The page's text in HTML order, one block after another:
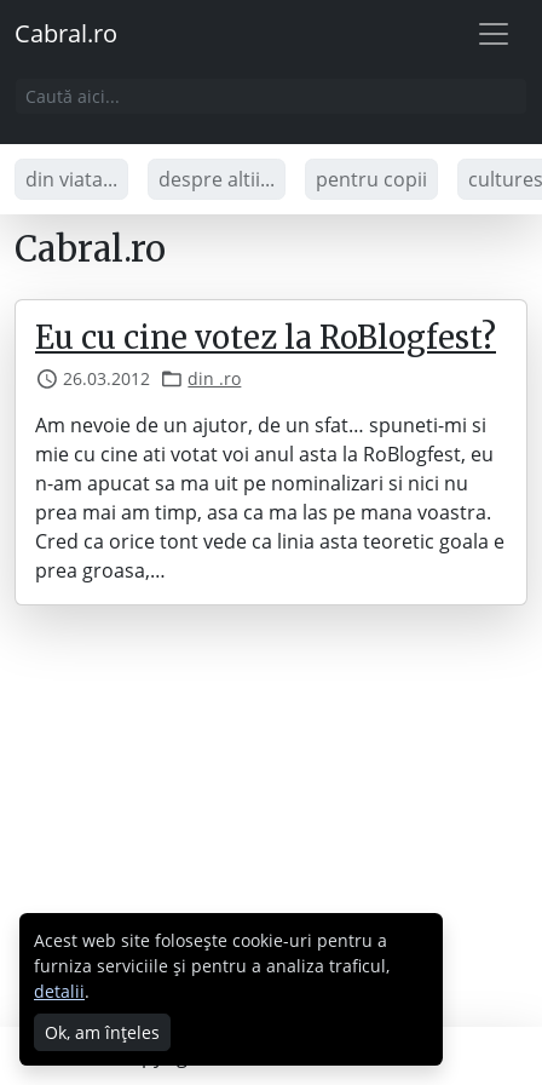
Cabral.ro
din viata... despre altii... pentru copii
Cabral.ro
Eu cu cine votez la RoBlogfest?
26.03.2012 din .ro
Am nevoie de un ajutor, de un sfat… spuneti-mi si
mie cu cine ati votat voi anul asta la RoBlogfest, eu
n-am apucat sa ma uit pe nominalizari si nici nu
prea mai am timp, asa ca ma las pe mana voastra.
Cred ca orice tont vede ca linia asta teoretic goala e
prea groasa,…
Copyright © 2007 - 2026 Cabral.ro
Acest web site folosește cookie-uri pentru a
furniza serviciile și pentru a analiza traficul,
detalii.
Ok, am înțeles